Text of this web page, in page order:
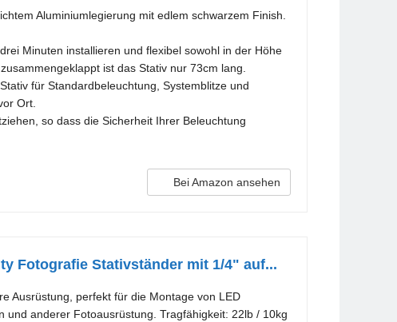
Aluminiumlegierung mit edlem schwarzem Finish.
Minuten installieren und flexibel sowohl in der Höhe
ist das Stativ nur 73cm lang.
für Standardbeleuchtung, Systemblitze und
Ort.
so dass die Sicherheit Ihrer Beleuchtung
Bei Amazon ansehen
Fotografie Stativständer mit 1/4" auf...
Ausrüstung, perfekt für die Montage von LED
anderer Fotoausrüstung. Tragfähigkeit: 22lb / 10kg